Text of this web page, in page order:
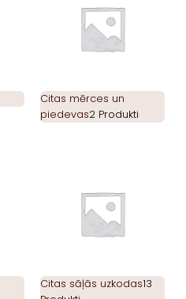
Citas mērces un
piedevas2 Produkti
Citas sāļās uzkodas13